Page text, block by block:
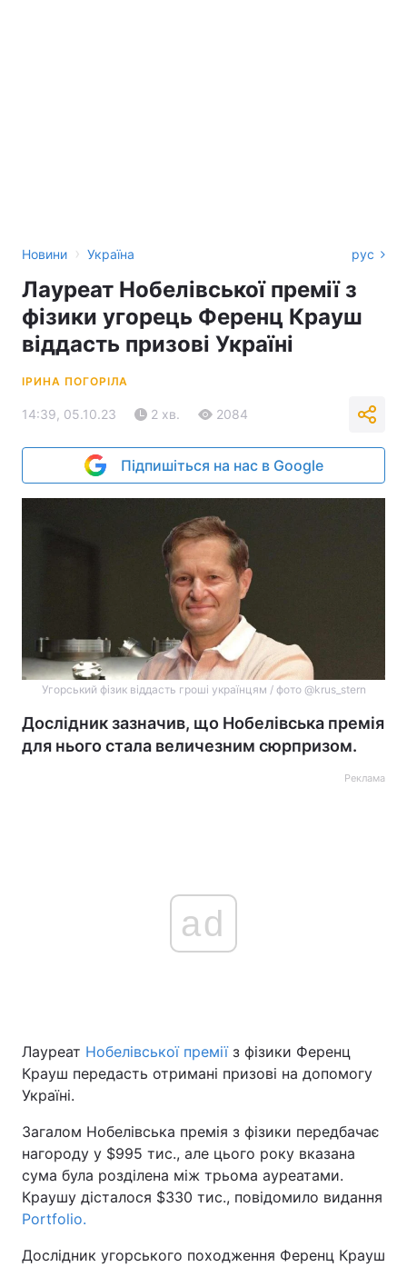
Новини › Україна рус
Лауреат Нобелівської премії з
фізики угорець Ференц Крауш
віддасть призові Україні
ІРИНА ПОГОРІЛА
14:39, 05.10.23 2 хв. 2084
Підпишіться на нас в Google
Угорський фізик віддасть гроші українцям / фото @krus_stern
Дослідник зазначив, що Нобелівська премія
для нього стала величезним сюрпризом.
Реклама
ad
Лауреат Нобелівської преміїз фізики Ференц
Крауш передасть отримані призові на допомогу
Україні.
Загалом Нобелівська премія з фізики передбачає
нагороду у $995 тис., але цього року вказана
сума була розділена між трьома ауреатами.
Краушу дісталося $330 тис., повідомило видання
Portfolio.
Дослідник угорського походження Ференц Крауш